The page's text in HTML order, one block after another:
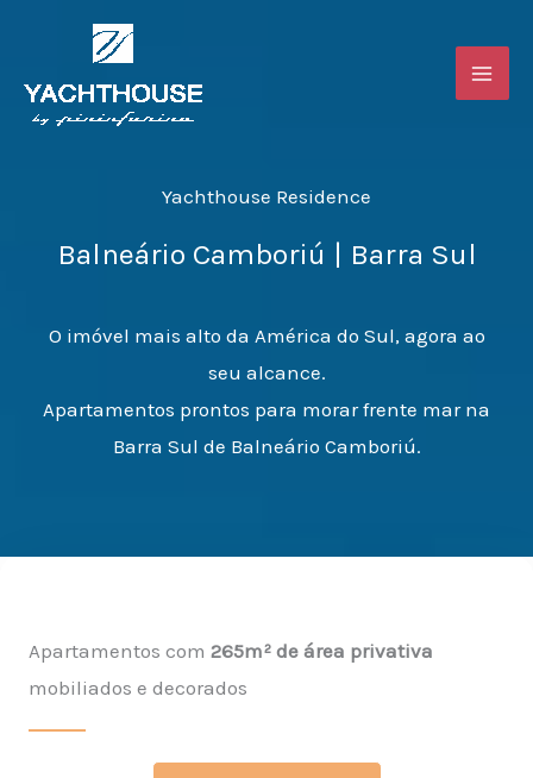
conteúdo
Yachthouse Residence
Balneário Camboriú | Barra Sul
O imóvel mais alto da América do Sul, agora ao
seu alcance.
Apartamentos prontos para morar frente mar na
Barra Sul de Balneário Camboriú.
Apartamentos com 265m² de área privativa
mobiliados e decorados